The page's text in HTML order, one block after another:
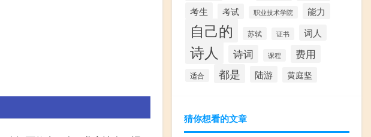
考生 考试 职业技术学院 能力
自己的 苏轼 证书 词人
诗人 诗词 课程 费用
适合 都是 陆游 黄庭坚
猜你想看的文章